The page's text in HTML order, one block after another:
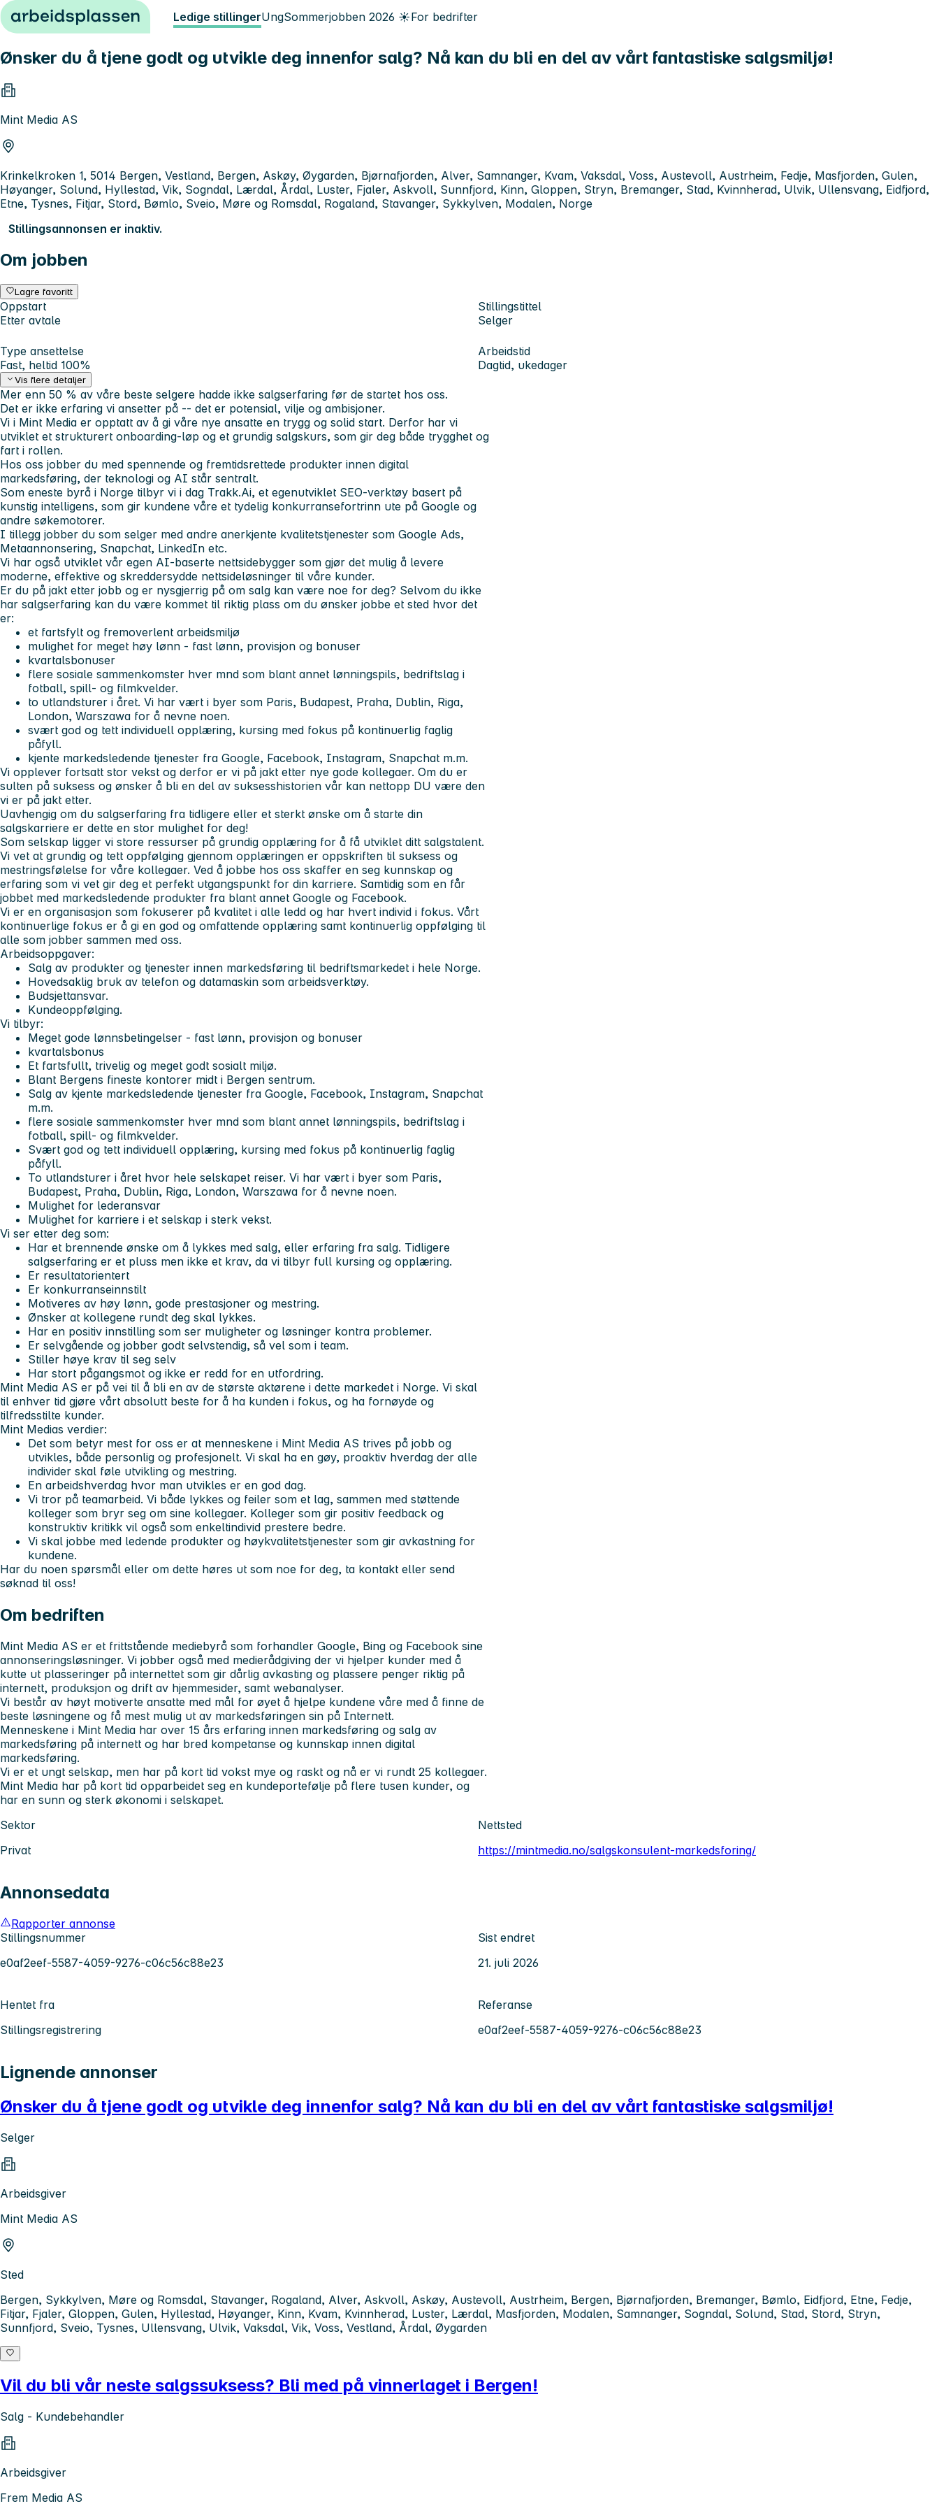
Hopp til innhold Ledige stillingerUngSommerjobben 2026 ☀️For bedrifter
Ønsker du å tjene godt og utvikle deg innenfor salg? Nå kan du bli en del av vårt fantastiske salgsmiljø!
Mint Media AS
Krinkelkroken 1, 5014 Bergen, Vestland, Bergen, Askøy, Øygarden, Bjørnafjorden, Alver, Samnanger, Kvam, Vaksdal, Voss, Austevoll, Austrheim, Fedje, Masfjorden, Gulen,
Høyanger, Solund, Hyllestad, Vik, Sogndal, Lærdal, Årdal, Luster, Fjaler, Askvoll, Sunnfjord, Kinn, Gloppen, Stryn, Bremanger, Stad, Kvinnherad, Ulvik, Ullensvang, Eidfjord,
Etne, Tysnes, Fitjar, Stord, Bømlo, Sveio, Møre og Romsdal, Rogaland, Stavanger, Sykkylven, Modalen, Norge
Stillingsannonsen er inaktiv.
Om jobben
Lagre favoritt
Oppstart
Etter avtale
Stillingstittel
Selger
Type ansettelse
Fast, heltid 100%
Arbeidstid
Dagtid, ukedager
Vis flere detaljer
Mer enn 50 % av våre beste selgere hadde ikke salgserfaring før de startet hos oss.
Det er ikke erfaring vi ansetter på -- det er potensial, vilje og ambisjoner.
Vi i Mint Media er opptatt av å gi våre nye ansatte en trygg og solid start. Derfor har vi
utviklet et strukturert onboarding-løp og et grundig salgskurs, som gir deg både trygghet og
fart i rollen.
Hos oss jobber du med spennende og fremtidsrettede produkter innen digital
markedsføring, der teknologi og AI står sentralt.
Som eneste byrå i Norge tilbyr vi i dag Trakk.Ai, et egenutviklet SEO-verktøy basert på
kunstig intelligens, som gir kundene våre et tydelig konkurransefortrinn ute på Google og
andre søkemotorer.
I tillegg jobber du som selger med andre anerkjente kvalitetstjenester som Google Ads,
Metaannonsering, Snapchat, LinkedIn etc.
Vi har også utviklet vår egen AI-baserte nettsidebygger som gjør det mulig å levere
moderne, effektive og skreddersydde nettsideløsninger til våre kunder.
Er du på jakt etter jobb og er nysgjerrig på om salg kan være noe for deg? Selvom du ikke
har salgserfaring kan du være kommet til riktig plass om du ønsker jobbe et sted hvor det
er:
et fartsfylt og fremoverlent arbeidsmiljø
mulighet for meget høy lønn - fast lønn, provisjon og bonuser
kvartalsbonuser
flere sosiale sammenkomster hver mnd som blant annet lønningspils, bedriftslag i
fotball, spill- og filmkvelder.
to utlandsturer i året. Vi har vært i byer som Paris, Budapest, Praha, Dublin, Riga,
London, Warszawa for å nevne noen.
svært god og tett individuell opplæring, kursing med fokus på kontinuerlig faglig
påfyll.
kjente markedsledende tjenester fra Google, Facebook, Instagram, Snapchat m.m.
Vi opplever fortsatt stor vekst og derfor er vi på jakt etter nye gode kollegaer. Om du er
sulten på suksess og ønsker å bli en del av suksesshistorien vår kan nettopp DU være den
vi er på jakt etter.
Uavhengig om du salgserfaring fra tidligere eller et sterkt ønske om å starte din
salgskarriere er dette en stor mulighet for deg!
Som selskap ligger vi store ressurser på grundig opplæring for å få utviklet ditt salgstalent.
Vi vet at grundig og tett oppfølging gjennom opplæringen er oppskriften til suksess og
mestringsfølelse for våre kollegaer. Ved å jobbe hos oss skaffer en seg kunnskap og
erfaring som vi vet gir deg et perfekt utgangspunkt for din karriere. Samtidig som en får
jobbet med markedsledende produkter fra blant annet Google og Facebook.
Vi er en organisasjon som fokuserer på kvalitet i alle ledd og har hvert individ i fokus. Vårt
kontinuerlige fokus er å gi en god og omfattende opplæring samt kontinuerlig oppfølging til
alle som jobber sammen med oss.
Arbeidsoppgaver:
Salg av produkter og tjenester innen markedsføring til bedriftsmarkedet i hele Norge.
Hovedsaklig bruk av telefon og datamaskin som arbeidsverktøy.
Budsjettansvar.
Kundeoppfølging.
Vi tilbyr:
Meget gode lønnsbetingelser - fast lønn, provisjon og bonuser
kvartalsbonus
Et fartsfullt, trivelig og meget godt sosialt miljø.
Blant Bergens fineste kontorer midt i Bergen sentrum.
Salg av kjente markedsledende tjenester fra Google, Facebook, Instagram, Snapchat
m.m.
flere sosiale sammenkomster hver mnd som blant annet lønningspils, bedriftslag i
fotball, spill- og filmkvelder.
Svært god og tett individuell opplæring, kursing med fokus på kontinuerlig faglig
påfyll.
To utlandsturer i året hvor hele selskapet reiser. Vi har vært i byer som Paris,
Budapest, Praha, Dublin, Riga, London, Warszawa for å nevne noen.
Mulighet for lederansvar
Mulighet for karriere i et selskap i sterk vekst.
Vi ser etter deg som:
Har et brennende ønske om å lykkes med salg, eller erfaring fra salg. Tidligere
salgserfaring er et pluss men ikke et krav, da vi tilbyr full kursing og opplæring.
Er resultatorientert
Er konkurranseinnstilt
Motiveres av høy lønn, gode prestasjoner og mestring.
Ønsker at kollegene rundt deg skal lykkes.
Har en positiv innstilling som ser muligheter og løsninger kontra problemer.
Er selvgående og jobber godt selvstendig, så vel som i team.
Stiller høye krav til seg selv
Har stort pågangsmot og ikke er redd for en utfordring.
Mint Media AS er på vei til å bli en av de største aktørene i dette markedet i Norge. Vi skal
til enhver tid gjøre vårt absolutt beste for å ha kunden i fokus, og ha fornøyde og
tilfredsstilte kunder.
Mint Medias verdier:
Det som betyr mest for oss er at menneskene i Mint Media AS trives på jobb og
utvikles, både personlig og profesjonelt. Vi skal ha en gøy, proaktiv hverdag der alle
individer skal føle utvikling og mestring.
En arbeidshverdag hvor man utvikles er en god dag.
Vi tror på teamarbeid. Vi både lykkes og feiler som et lag, sammen med støttende
kolleger som bryr seg om sine kollegaer. Kolleger som gir positiv feedback og
konstruktiv kritikk vil også som enkeltindivid prestere bedre.
Vi skal jobbe med ledende produkter og høykvalitetstjenester som gir avkastning for
kundene.
Har du noen spørsmål eller om dette høres ut som noe for deg, ta kontakt eller send
søknad til oss!
Om bedriften
Mint Media AS er et frittstående mediebyrå som forhandler Google, Bing og Facebook sine
annonseringsløsninger. Vi jobber også med medierådgiving der vi hjelper kunder med å
kutte ut plasseringer på internettet som gir dårlig avkasting og plassere penger riktig på
internett, produksjon og drift av hjemmesider, samt webanalyser.
Vi består av høyt motiverte ansatte med mål for øyet å hjelpe kundene våre med å finne de
beste løsningene og få mest mulig ut av markedsføringen sin på Internett.
Menneskene i Mint Media har over 15 års erfaring innen markedsføring og salg av
markedsføring på internett og har bred kompetanse og kunnskap innen digital
markedsføring.
Vi er et ungt selskap, men har på kort tid vokst mye og raskt og nå er vi rundt 25 kollegaer.
Mint Media har på kort tid opparbeidet seg en kundeportefølje på flere tusen kunder, og
har en sunn og sterk økonomi i selskapet.
Sektor
Privat
Nettsted
https://mintmedia.no/salgskonsulent-markedsforing/
Annonsedata
Rapporter annonse
Stillingsnummer
e0af2eef-5587-4059-9276-c06c56c88e23
Sist endret
21. juli 2026
Hentet fra
Stillingsregistrering
Referanse
e0af2eef-5587-4059-9276-c06c56c88e23
Lignende annonser
Ønsker du å tjene godt og utvikle deg innenfor salg? Nå kan du bli en del av vårt fantastiske salgsmiljø!
Selger
Arbeidsgiver
Mint Media AS
Sted
Bergen, Sykkylven, Møre og Romsdal, Stavanger, Rogaland, Alver, Askvoll, Askøy, Austevoll, Austrheim, Bergen, Bjørnafjorden, Bremanger, Bømlo, Eidfjord, Etne, Fedje,
Fitjar, Fjaler, Gloppen, Gulen, Hyllestad, Høyanger, Kinn, Kvam, Kvinnherad, Luster, Lærdal, Masfjorden, Modalen, Samnanger, Sogndal, Solund, Stad, Stord, Stryn,
Sunnfjord, Sveio, Tysnes, Ullensvang, Ulvik, Vaksdal, Vik, Voss, Vestland, Årdal, Øygarden
Vil du bli vår neste salgssuksess? Bli med på vinnerlaget i Bergen!
Salg - Kundebehandler
Arbeidsgiver
Frem Media AS